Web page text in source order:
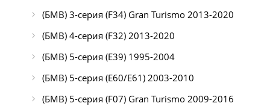
(БМВ) 3-серия (F34) Gran Turismo 2013-2020
(БМВ) 4-серия (F32) 2013-2020
(БМВ) 5-серия (E39) 1995-2004
(БМВ) 5-серия (E60/E61) 2003-2010
(БМВ) 5-серия (F07) Gran Turismo 2009-2016